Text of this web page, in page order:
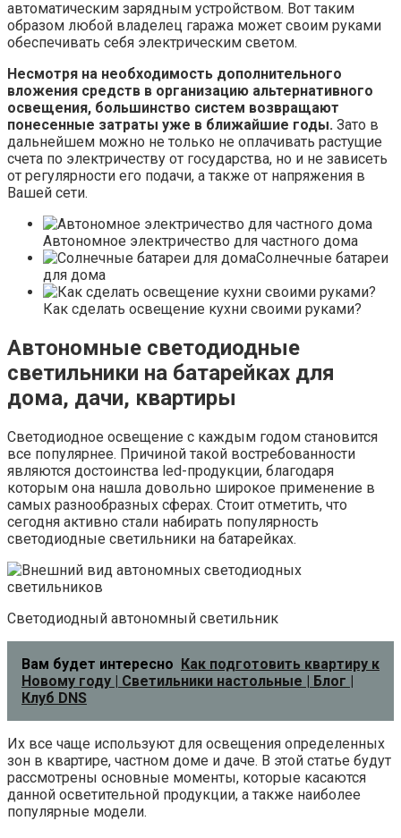
автоматическим зарядным устройством. Вот таким
образом любой владелец гаража может своим руками
обеспечивать себя электрическим светом.
Несмотря на необходимость дополнительного
вложения средств в организацию альтернативного
освещения, большинство систем возвращают
понесенные затраты уже в ближайшие годы. Зато в
дальнейшем можно не только не оплачивать растущие
счета по электричеству от государства, но и не зависеть
от регулярности его подачи, а также от напряжения в
Вашей сети.
Автономное электричество для частного дома
Солнечные батареи
для дома
Как сделать освещение кухни своими руками?
Автономные светодиодные
светильники на батарейках для
дома, дачи, квартиры
Светодиодное освещение с каждым годом становится
все популярнее. Причиной такой востребованности
являются достоинства led-продукции, благодаря
которым она нашла довольно широкое применение в
самых разнообразных сферах. Стоит отметить, что
сегодня активно стали набирать популярность
светодиодные светильники на батарейках.
Светодиодный автономный светильник
Вам будет интересно Как подготовить квартиру к
Новому году | Светильники настольные | Блог |
Клуб DNS
Их все чаще используют для освещения определенных
зон в квартире, частном доме и даче. В этой статье будут
рассмотрены основные моменты, которые касаются
данной осветительной продукции, а также наиболее
популярные модели.